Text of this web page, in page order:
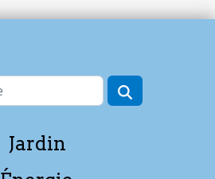
Jardin